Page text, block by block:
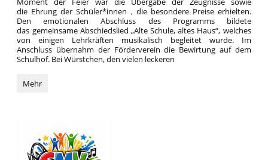
die Ehrung der Schüler*innen , die besondere Preise erhielten.
Den emotionalen Abschluss des Programms bildete
das gemeinsame Abschiedslied „Alte Schule, altes Haus“, welches
von einigen Lehrkräften musikalisch begleitet wurde. Im
Anschluss übernahm der Förderverein die Bewirtung auf dem
Schulhof. Bei Würstchen, den vielen leckeren
Abschlussfeier
Mehr